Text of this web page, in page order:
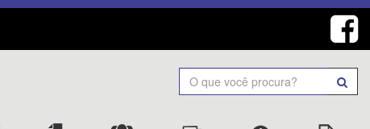
Search